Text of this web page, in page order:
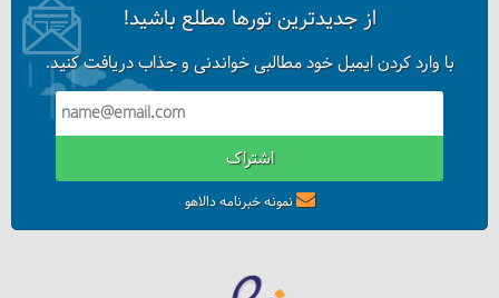
همه چیز درباره موزه آرمیتاژ
از جدیدترین تورها مطلع باشید!
با وارد کردن ایمیل خود مطالبی خواندنی و جذاب دریافت کنید.
اشتراک
نمونه خبرنامه دالاهو